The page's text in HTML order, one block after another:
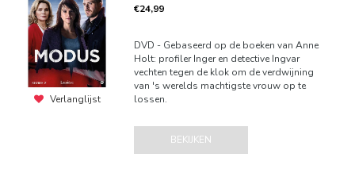
Verlanglijst
€24,99
DVD - Gebaseerd op de boeken van Anne
Holt: profiler Inger en detective Ingvar
vechten tegen de klok om de verdwijning
van 's werelds machtigste vrouw op te
lossen.
BEKIJKEN